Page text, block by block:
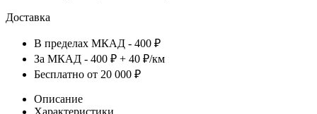
Доставка
В пределах МКАД - 400 ₽
За МКАД - 400 ₽ + 40 ₽/км
Бесплатно от 20 000 ₽
Описание
Характеристики